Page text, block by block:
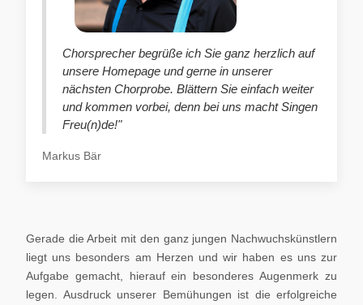
Chorsprecher begrüße ich Sie ganz herzlich auf
unsere Homepage und gerne in unserer
nächsten Chorprobe. Blättern Sie einfach weiter
und kommen vorbei, denn bei uns macht Singen
Freu(n)de!"
Markus Bär
Gerade die Arbeit mit den ganz jungen Nachwuchskünstlern
liegt uns besonders am Herzen und wir haben es uns zur
Aufgabe gemacht, hierauf ein besonderes Augenmerk zu
legen. Ausdruck unserer Bemühungen ist die erfolgreiche